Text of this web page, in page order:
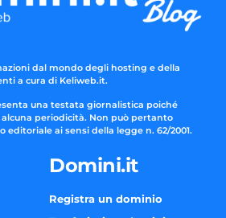
dal mondo degli hosting e della
a cura di Keliweb.it.
una testata giornalistica poiché
periodicità. Non può pertanto
ai sensi della legge n. 62/2001.
Domini.it
Registra un dominio